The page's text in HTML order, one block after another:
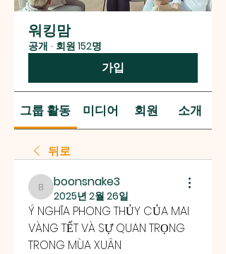
워킹맘
공개 · 회원 152명
가입
그룹 활동 미디어 회원 소개
뒤로
boonsnake3
boonsnake3
2025년 2월 26일
Ý NGHĨA PHONG THỦY CỦA MAI
VÀNG TẾT VÀ SỰ QUAN TRỌNG
TRONG MÙA XUÂN